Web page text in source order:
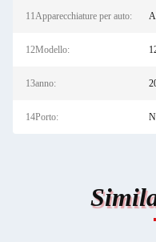
11Apparecchiature per auto:
12Modello:
13anno:
14Porto: